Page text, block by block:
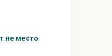
не место